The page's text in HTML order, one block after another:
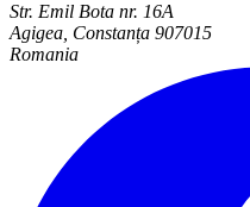
Str. Emil Bota nr. 16A
Agigea, Constanța 907015
Romania